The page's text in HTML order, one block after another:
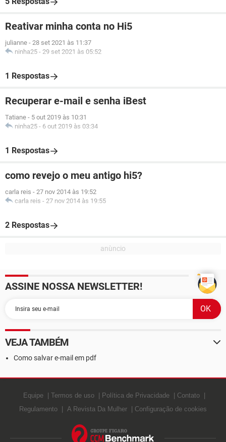
Reativar minha conta no Hi5
julianne - 28 set 2021 às 11:37
ninha25 - 29 set 2021 às 05:52
1 Respostas
Recuperar e-mail e senha iBest
Tatiane - 5 out 2019 às 10:31
ninha25 - 6 out 2019 às 03:34
1 Respostas
como revejo o meu antigo hi5?
carla reis - 27 nov 2014 às 19:52
carla reis - 27 nov 2014 às 19:55
2 Respostas
ASSINE NOSSA NEWSLETTER!
VEJA TAMBÉM
Como salvar e-mail em pdf
Equipe Termos de uso Política de Privacidade
Contato
Regulamento
A Revista Da Mulher Configuração de cookies